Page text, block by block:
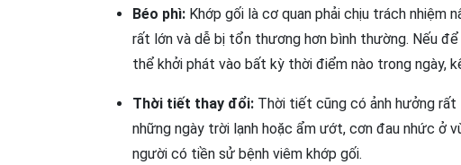
Béo phì: Khớp gối là cơ quan phải chịu trách nhiệm
rất lớn và dễ bị tổn thương hơn bình thường. Nếu
thể khởi phát vào bất kỳ thời điểm nào trong ngày,
Thời tiết thay đổi: Thời tiết cũng có ảnh hưởng rất
những ngày trời lạnh hoặc ẩm ướt, cơn đau nhức ở
người có tiền sử bệnh viêm khớp gối.